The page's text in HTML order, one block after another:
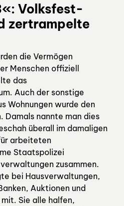
Volksfest-
zertrampelte
die Vermögen
Menschen offiziell
das
Auch der sonstige
Wohnungen wurde den
Damals nannte man dies
überall im damaligen
arbeiteten
Staatspolizei
zusammen.
bei Hausverwaltungen,
Auktionen und
Sie alle halfen,